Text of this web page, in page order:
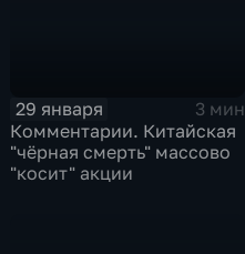
29 января
3 мин
Комментарии. Китайская
"чёрная смерть" массово
"косит" акции